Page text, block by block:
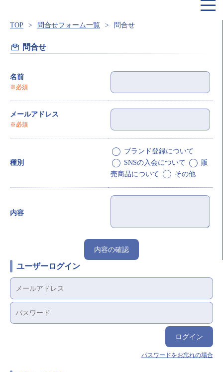
TOP 問合せフォーム一覧 問合せ
問合せ
名前
※必須
メールアドレス
※必須
種別
ブランド登録について
SNSの入会について
販
売商品について
その他
内容
ユーザーログイン
パスワードをお忘れの場合